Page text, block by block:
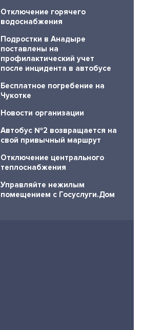
Отключение горячего
водоснабжения
Подростки в Анадыре
поставлены на
профилактический учет
после инцидента в автобусе
Бесплатное погребение на
Чукотке
Новости организации
Автобус №2 возвращается на
свой привычный маршрут
Отключение центрального
теплоснабжения
Управляйте нежилым
помещением с Госуслуги.Дом